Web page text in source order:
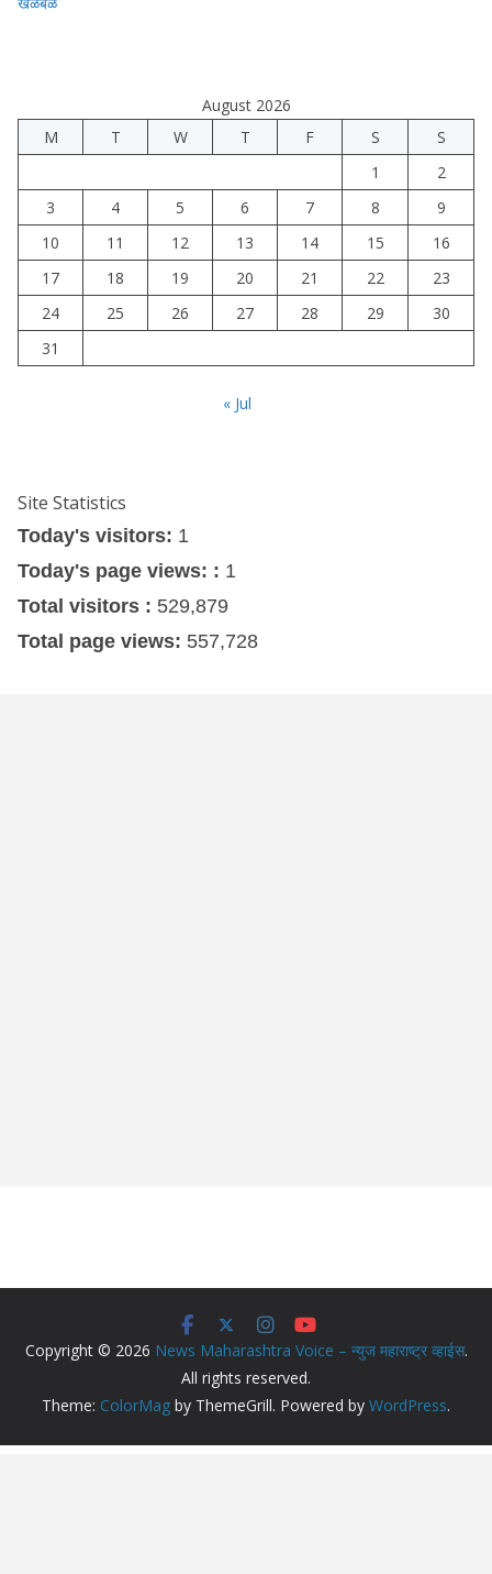
August 2026
M
T W T F S
S
1
2
3
4 5 6 7 8
9
10
11 12 13 14 15
16
17
18 19 20 21 22
23
24
25 26 27 28 29
30
31
« Jul
Site Statistics
Today's visitors: 1
Today's page views: : 1
Total visitors : 529,879
Total page views: 557,728
Copyright © 2026 News Maharashtra Voice – न्युज महाराष्ट्र व्हाईस.
All rights reserved.
Theme: ColorMag by ThemeGrill. Powered by WordPress.